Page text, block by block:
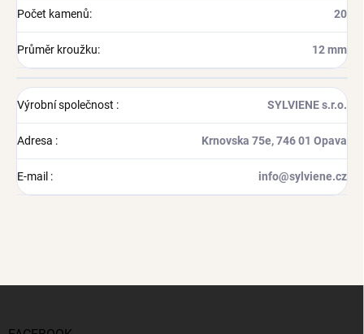
Počet kamenů: 20
Průměr kroužku: 12 mm
Výrobní společnost : SYLVIENE s.r.o.
Adresa : Krnovska 75e, 746 01 Opava
E-mail : info@sylviene.cz